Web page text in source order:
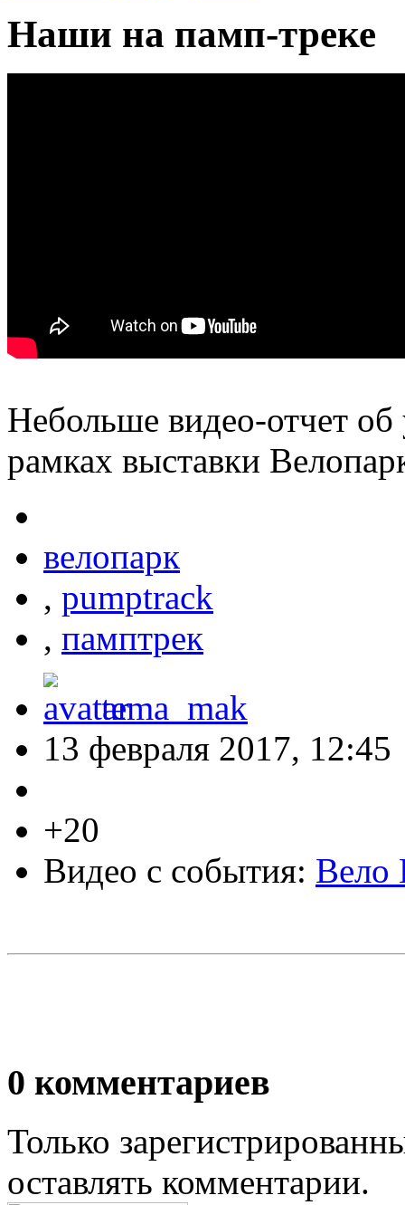
Наши на памп-треке
Небольше видео-отчет
рамках выставки
велопарк
, pumptrack
, памптрек
tema_mak
13 февраля 2017, 12:45
+20
Видео с события: Вело
0 комментариев
Только
оставлять комментарии.